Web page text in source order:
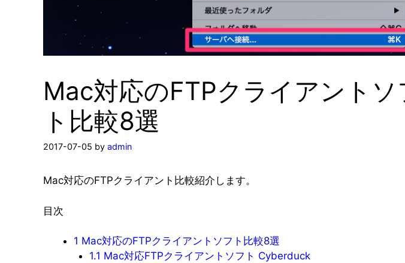
Mac対応のFTPクライアントソ
ト比較8選
2017-07-05 by admin
Mac対応のFTPクライアント比較紹介します。
目次
1 Mac対応のFTPクライアントソフト比較8選
1.1 Mac対応FTPクライアントソフト Cyberduck